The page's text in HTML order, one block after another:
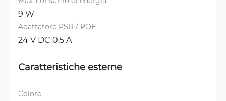
9 W
Adattatore PSU / POE
24 V DC 0.5 A
Caratteristiche esterne
Colore